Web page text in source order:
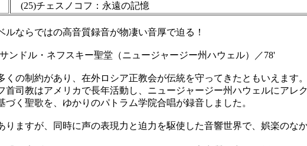
(25)チェスノコフ：永遠の記憶
ならではの高音質録音が物凄い音厚で迫る！
ンドル・ネフスキー聖堂（ニュージャージー州ハウェル）／78'
の制約があり、在外ロシア正教会が伝統を守ってきたともいえます。
司教はアメリカで長年活動し、ニュージャージー州ハウェルにアレ
く聖歌を、ゆかりのパトラム学院合唱が録音しました。
ますが、同時に声の表現力と迫力を駆使した音響世界で、娯楽のな